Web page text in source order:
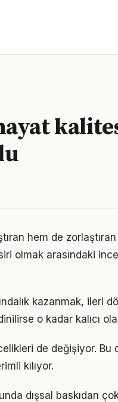
hem de
olmak arasındaki
kazanmak, ileri
o kadar kalıcı
de değişiyor. Bu
kılıyor.
dışsal baskıdan